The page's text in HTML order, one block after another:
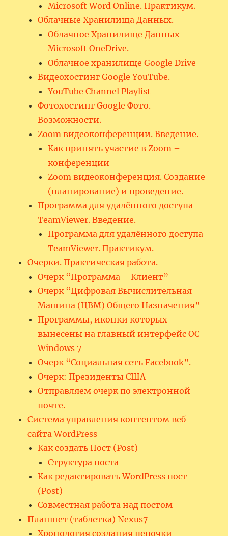
Microsoft Word Online. Практикум.
Облачные Хранилища Данных.
Облачное Хранилище Данных
Microsoft OneDrive.
Облачное хранилище Google Drive
Видеохостинг Google YouTube.
YouTube Channel Playlist
Фотохостинг Google Фото.
Возможности.
Zoom видеоконференции. Введение.
Как принять участие в Zoom –
конференции
Zoom видеоконференция. Создание
(планирование) и проведение.
Программа для удалённого доступа
TeamViewer. Введение.
Программа для удалённого доступа
TeamViewer. Практикум.
Очерки. Практическая работа.
Очерк “Программа – Клиент”
Очерк “Цифровая Вычислительная
Машина (ЦВМ) Общего Назначения”
Программы, иконки которых
вынесены на главный интерфейс ОС
Windows 7
Очерк “Социальная сеть Facebook”.
Очерк: Президенты США
Отправляем очерк по электронной
почте.
Система управления контентом веб
сайта WordPress
Как создать Пост (Post)
Структура поста
Как редактировать WordPress пост
(Post)
Совместная работа над постом
Планшет (таблетка) Nexus7
Хронология создания цепочки